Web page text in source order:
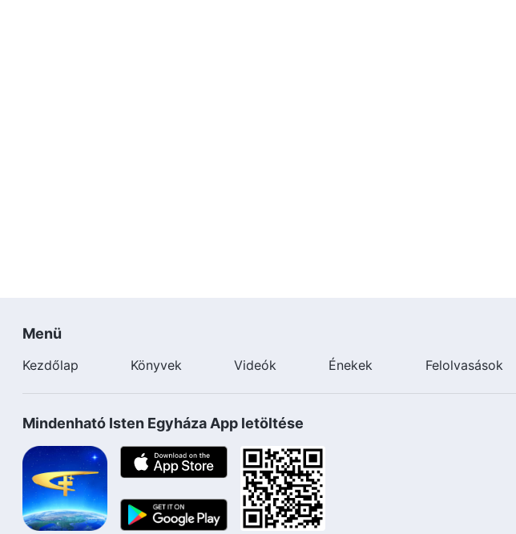
Menü
Kezdőlap Könyvek Videók Énekek Felolvasások
Mindenható Isten Egyháza App letöltése